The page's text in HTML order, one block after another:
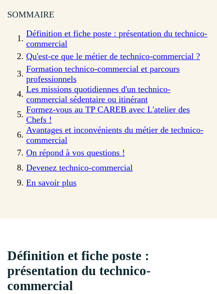
SOMMAIRE
Définition et fiche poste : présentation du technico-
commercial
Qu'est-ce que le métier de technico-commercial ?
Formation technico-commercial et parcours
professionnels
Les missions quotidiennes d'un technico-
commercial sédentaire ou itinérant
Formez-vous au TP CAREB avec L'atelier des
Chefs !
Avantages et inconvénients du métier de technico-
commercial
On répond à vos questions !
Devenez technico-commercial
En savoir plus
Définition et fiche poste :
présentation du technico-
commercial